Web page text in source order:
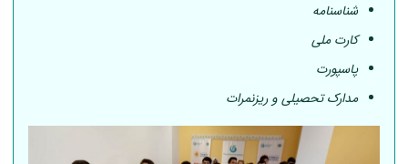
شناسنامه
کارت ملی
پاسپورت
مدارک تحصیلی و ریزنمرات